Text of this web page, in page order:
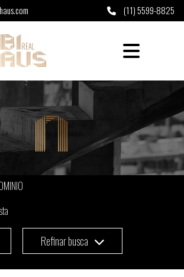
(11) 5599-8825
à venda em
Refinar busca